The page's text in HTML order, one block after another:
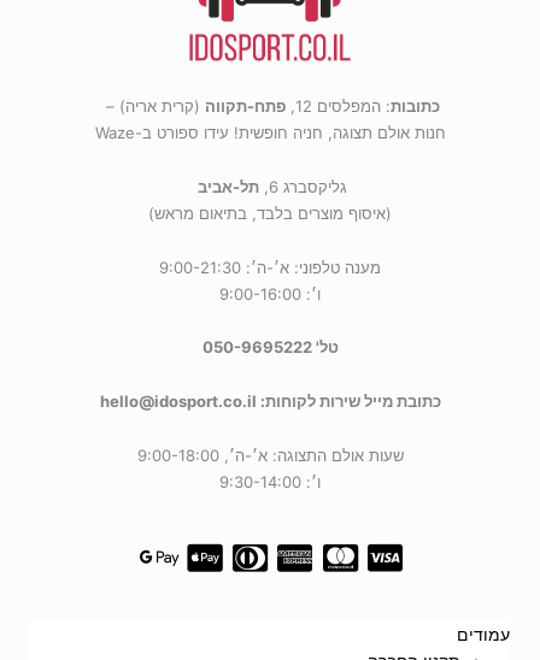
כתובות: המפלסים 12, פתח-תקווה (קרית אריה) –
חנות אולם תצוגה, חניה חופשית! עידו ספורט ב-Waze
גליקסברג 6,
תל-אביב
(איסוף מוצרים בלבד, בתיאום מראש)
מענה טלפוני: א׳-ה׳: 9:00-21:30
ו׳: 9:00-16:00
טל' 050-9695222
כתובת מייל שירות לקוחות: hello@idosport.co.il
שעות אולם התצוגה: א׳-ה׳, 9:00-18:00
ו׳: 9:30-14:00
עמודים